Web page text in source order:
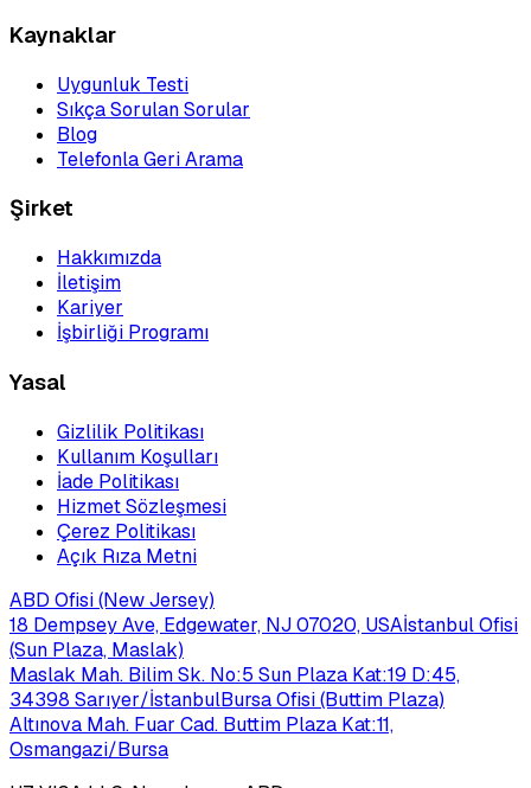
Kaynaklar
Uygunluk Testi
Sıkça Sorulan Sorular
Blog
Telefonla Geri Arama
Şirket
Hakkımızda
İletişim
Kariyer
İşbirliği Programı
Yasal
Gizlilik Politikası
Kullanım Koşulları
İade Politikası
Hizmet Sözleşmesi
Çerez Politikası
Açık Rıza Metni
ABD Ofisi (New Jersey)
18 Dempsey Ave, Edgewater, NJ 07020, USAİstanbul Ofisi
(Sun Plaza, Maslak)
Maslak Mah. Bilim Sk. No:5 Sun Plaza Kat:19 D:45,
34398 Sarıyer/İstanbulBursa Ofisi (Buttim Plaza)
Altınova Mah. Fuar Cad. Buttim Plaza Kat:11,
Osmangazi/Bursa